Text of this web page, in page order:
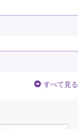
すべて見る